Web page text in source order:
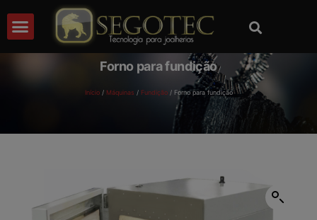
Forno para fundição
Início/ Máquinas / Fundição/ Forno para fundição